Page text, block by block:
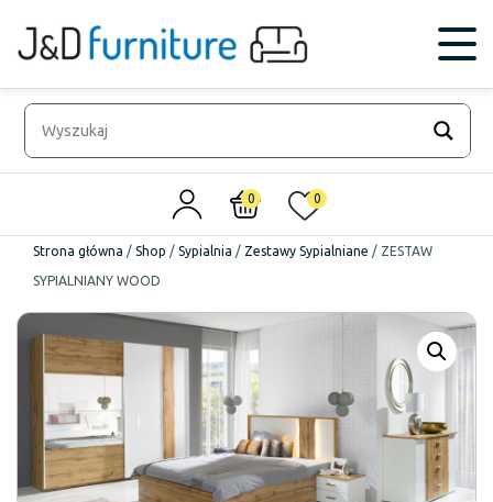
0 0
Strona główna / Shop / Sypialnia / Zestawy Sypialniane / ZESTAW
SYPIALNIANY WOOD